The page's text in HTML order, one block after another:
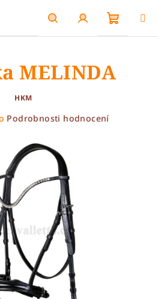
HledatPřihlášení
košík
MELINDA
HKM
Podrobnosti hodnocení